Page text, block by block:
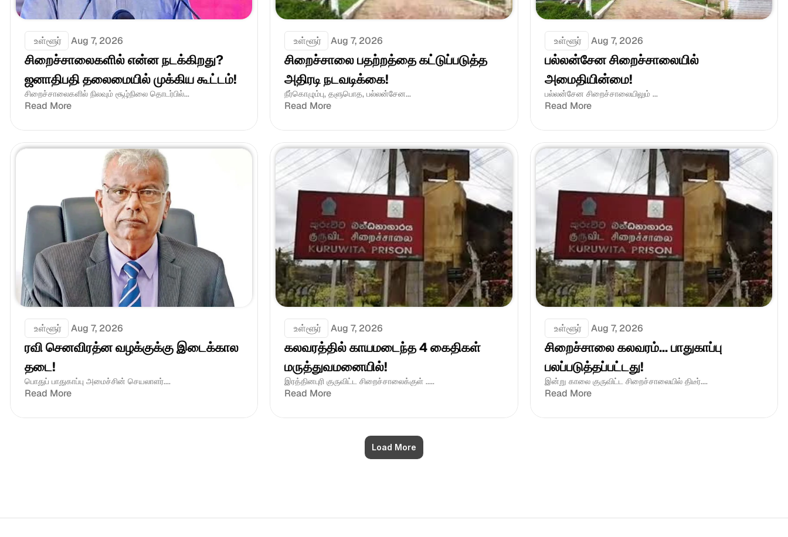
உள்ளூர் Aug 7, 2026
சிறைச்சாலைகளில் என்ன நடக்கிறது?
ஜனாதிபதி தலைமையில் முக்கிய கூட்டம்!
சிறைச்சாலைகளில் நிலவும் சூழ்நிலை தொடர்பில்...
Read More
உள்ளூர் Aug 7, 2026
சிறைச்சாலை பதற்றத்தை கட்டுப்படுத்த
அதிரடி நடவடிக்கை!
நீர்கொழும்பு, தளுபொத, பல்லன்சேன...
Read More
உள்ளூர் Aug 7, 2026
பல்லன்சேன சிறைச்சாலையில்
அமைதியின்மை!
பல்லன்சேன சிறைச்சாலையிலும் ...
Read More
உள்ளூர் Aug 7, 2026
ரவி செனவிரத்ன வழக்குக்கு இடைக்கால
தடை!
பொதுப் பாதுகாப்பு அமைச்சின் செயலாளர்....
Read More
உள்ளூர் Aug 7, 2026
கலவரத்தில் காயமடைந்த 4 கைதிகள்
மருத்துவமனையில்!
இரத்தினபுரி குருவிட்ட சிறைச்சாலைக்குள் .....
Read More
உள்ளூர் Aug 7, 2026
சிறைச்சாலை கலவரம்... பாதுகாப்பு
பலப்படுத்தப்பட்டது!
இன்று காலை குருவிட்ட சிறைச்சாலையில் திடீர்....
Read More
Load More